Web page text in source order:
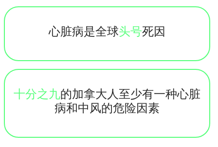
心脏病是全球头号死因
十分之九的加拿大人至少有一种心脏
病和中风的危险因素